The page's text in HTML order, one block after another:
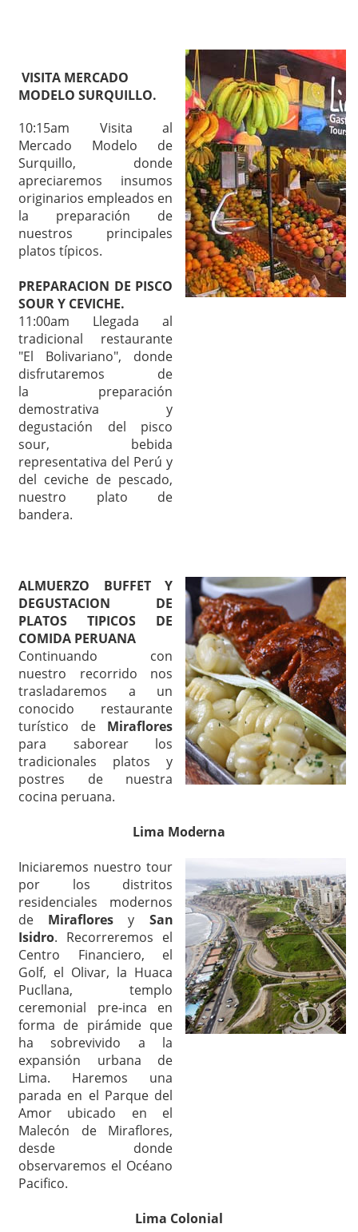
VISITA MERCADO
MODELO SURQUILLO.
10:15am Visita al
Mercado Modelo de
Surquillo, donde
apreciaremos insumos
originarios empleados en
la preparación de
nuestros principales
platos típicos.
PREPARACION DE PISCO
SOUR Y CEVICHE.
11:00am Llegada al
tradicional restaurante
"El Bolivariano", donde
disfrutaremos de
la preparación
demostrativa y
degustación del pisco
sour, bebida
representativa del Perú y
del ceviche de pescado,
nuestro plato de
bandera.
ALMUERZO BUFFET Y
DEGUSTACION DE
PLATOS TIPICOS DE
COMIDA PERUANA
Continuando con
nuestro recorrido nos
trasladaremos a un
conocido restaurante
turístico de Miraflores
para saborear los
tradicionales platos y
postres de nuestra
cocina peruana.
Lima Moderna
Iniciaremos nuestro tour
por los distritos
residenciales modernos
de Mirafloresy San
Isidro. Recorreremos el
Centro Financiero, el
Golf, el Olivar, la Huaca
Pucllana, templo
ceremonial pre-inca en
forma de pirámide que
ha sobrevivido a la
expansión urbana de
Lima. Haremos una
parada en el Parque del
Amor ubicado en el
Malecón de Miraflores,
desde donde
observaremos el Océano
Pacifico.
Lima Colonial